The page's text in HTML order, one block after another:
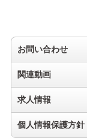
お問い合わせ
関連動画
求人情報
個人情報保護方針